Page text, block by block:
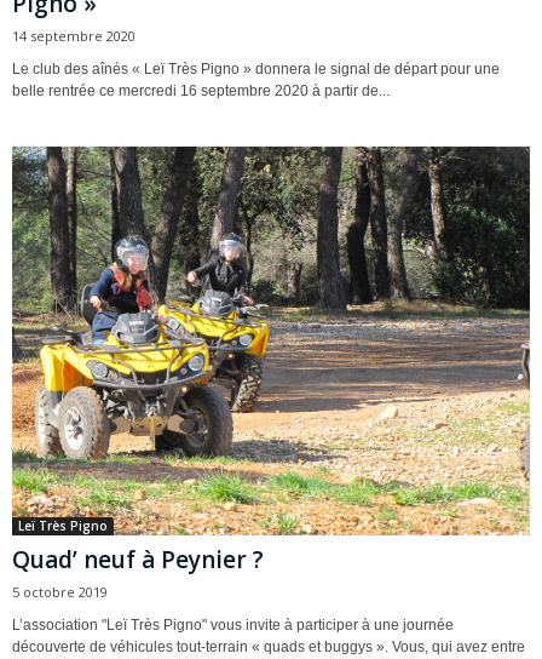
14 septembre 2020
Le club des aînés « Leï Très Pigno » donnera le signal de départ pour une
belle rentrée ce mercredi 16 septembre 2020 à partir de...
Leï Très Pigno
Quad’ neuf à Peynier ?
5 octobre 2019
L’association "Leï Très Pigno" vous invite à participer à une journée
découverte de véhicules tout-terrain « quads et buggys ». Vous, qui avez entre